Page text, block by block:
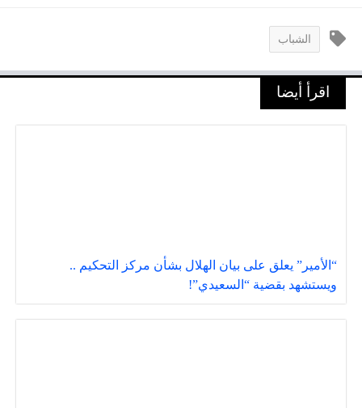
الشباب
اقرأ أيضا
“الأمير” يعلق على بيان الهلال بشأن مركز التحكيم ..
ويستشهد بقضية “السعيدي”!